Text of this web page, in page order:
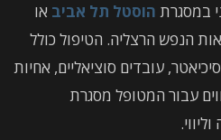
במסגרת הוסטל תל אביב או
הנפש הרצליה. הטיפול כולל
עובדים סוציאליים, אחיות
עבור המטופל מסגרת